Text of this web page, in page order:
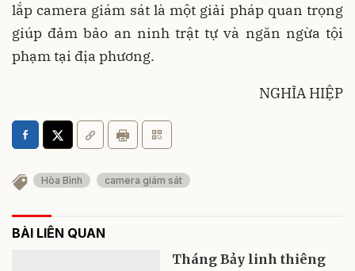
lắp camera giám sát là một giải pháp quan trọng
giúp đảm bảo an ninh trật tự và ngăn ngừa tội
phạm tại địa phương.
NGHĨA HIỆP
Hòa Bình camera giám sát
BÀI LIÊN QUAN
Tháng Bảy linh thiêng